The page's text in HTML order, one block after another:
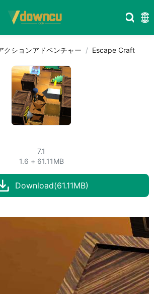
クションアドベンチャー Escape Craft
7.1
1.6 + 61.11MB
Download(61.11MB)